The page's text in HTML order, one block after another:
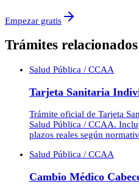
Empezar gratis
Trámites relacionados
Salud Pública / CCAA
Tarjeta Sanitaria
Trámite oficial de Tarjeta
Salud Pública / CCAA.
plazos reales según
Salud Pública / CCAA
Cambio Médico